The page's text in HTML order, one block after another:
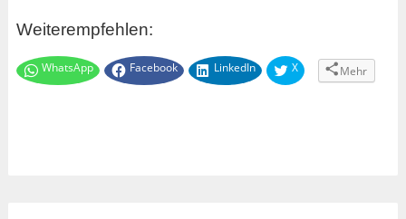
Weiterempfehlen:
WhatsApp Facebook LinkedIn X Mehr